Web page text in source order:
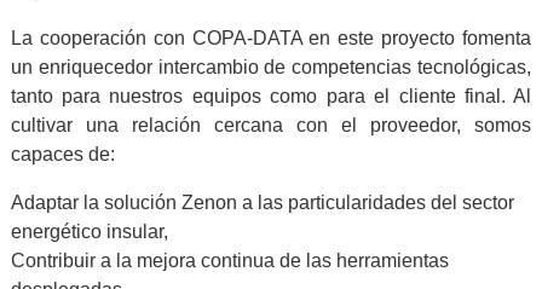
La cooperación con COPA-DATA en este proyecto fomenta
un enriquecedor intercambio de competencias tecnológicas,
tanto para nuestros equipos como para el cliente final. Al
cultivar una relación cercana con el proveedor, somos
capaces de:
Adaptar la solución Zenon a las particularidades del sector
energético insular,
Contribuir a la mejora continua de las herramientas